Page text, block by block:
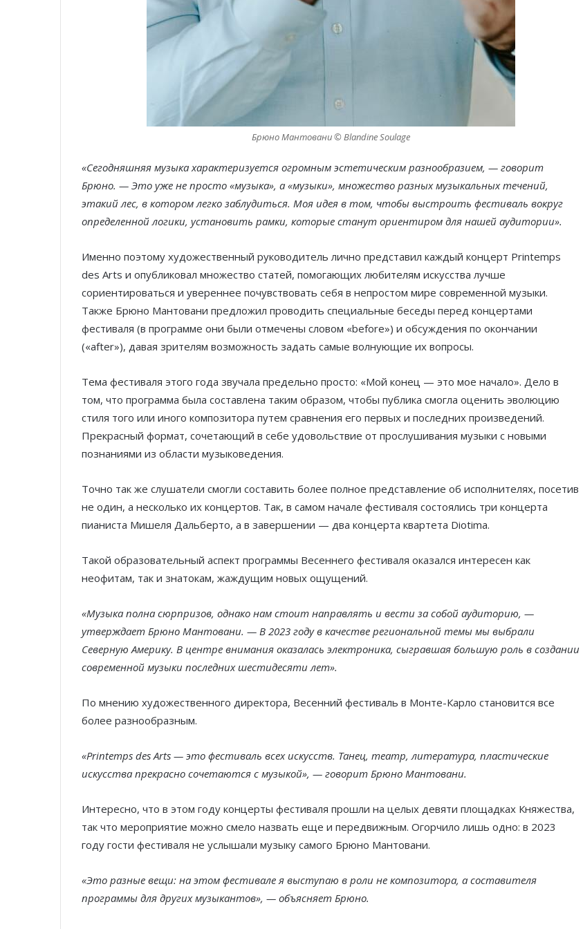
Брюно Мантовани © Blandine Soulage
«Сегодняшняя музыка характеризуется огромным эстетическим разнообразием, — говорит
Брюно. — Это уже не просто «музыка», а «музыки», множество разных музыкальных течений,
этакий лес, в котором легко заблудиться. Моя идея в том, чтобы выстроить фестиваль вокруг
определенной логики, установить рамки, которые станут ориентиром для нашей аудитории».
Именно поэтому художественный руководитель лично представил каждый концерт Printemps
des Arts и опубликовал множество статей, помогающих любителям искусства лучше
сориентироваться и увереннее почувствовать себя в непростом мире современной музыки.
Также Брюно Мантовани предложил проводить специальные беседы перед концертами
фестиваля (в программе они были отмечены словом «before») и обсуждения по окончании
(«after»), давая зрителям возможность задать самые волнующие их вопросы.
Тема фестиваля этого года звучала предельно просто: «Мой конец — это мое начало». Дело в
том, что программа была составлена таким образом, чтобы публика смогла оценить эволюцию
стиля того или иного композитора путем сравнения его первых и последних произведений.
Прекрасный формат, сочетающий в себе удовольствие от прослушивания музыки с новыми
познаниями из области музыковедения.
Точно так же слушатели смогли составить более полное представление об исполнителях, посетив
не один, а несколько их концертов. Так, в самом начале фестиваля состоялись три концерта
пианиста Мишеля Дальберто, а в завершении — два концерта квартета Diotima.
Такой образовательный аспект программы Весеннего фестиваля оказался интересен как
неофитам, так и знатокам, жаждущим новых ощущений.
«Музыка полна сюрпризов, однако нам стоит направлять и вести за собой аудиторию, —
утверждает Брюно Мантовани. — В 2023 году в качестве региональной темы мы выбрали
Северную Америку. В центре внимания оказалась электроника, сыгравшая большую роль в создании
современной музыки последних шестидесяти лет».
По мнению художественного директора, Весенний фестиваль в Монте-Карло становится все
более разнообразным.
«Printemps des Arts — это фестиваль всех искусств. Танец, театр, литература, пластические
искусства прекрасно сочетаются с музыкой», — говорит Брюно Мантовани.
Интересно, что в этом году концерты фестиваля прошли на целых девяти площадках Княжества,
так что мероприятие можно смело назвать еще и передвижным. Огорчило лишь одно: в 2023
году гости фестиваля не услышали музыку самого Брюно Мантовани.
«Это разные вещи: на этом фестивале я выступаю в роли не композитора, а составителя
программы для других музыкантов», — объясняет Брюно.